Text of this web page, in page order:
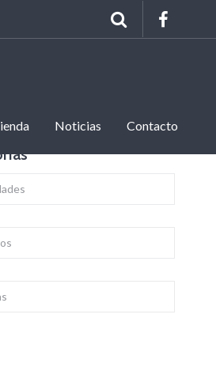
Noticias Contacto